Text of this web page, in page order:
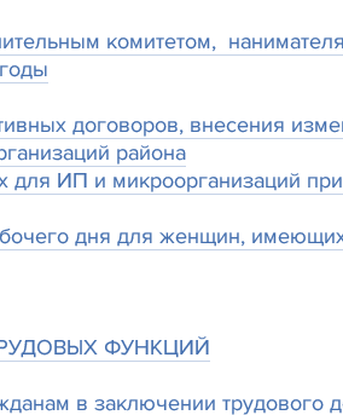
комитетом,
договоров, внесения
района
ИП и микроорганизаций
дня для женщин,
ФУНКЦИЙ
в заключении трудового